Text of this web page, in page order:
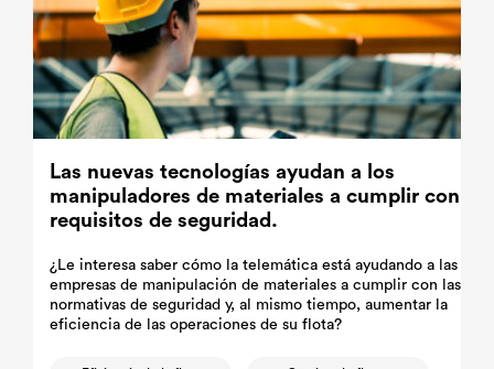
Las nuevas tecnologías ayudan a los
manipuladores de materiales a cumplir con los
requisitos de seguridad.
¿Le interesa saber cómo la telemática está ayudando a las
empresas de manipulación de materiales a cumplir con las
normativas de seguridad y, al mismo tiempo, aumentar la
eficiencia de las operaciones de su flota?